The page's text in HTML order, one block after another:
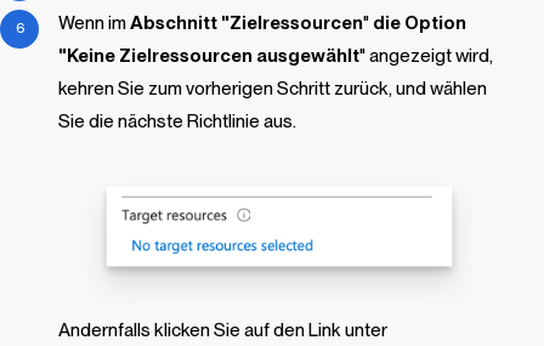
Wenn imAbschnitt "Zielressourcen" die Option
"Keine Zielressourcen ausgewählt" angezeigt wird,
kehren Sie zum vorherigen Schritt zurück, und wählen
Sie die nächste Richtlinie aus.
Andernfalls klicken Sie auf den Link unter